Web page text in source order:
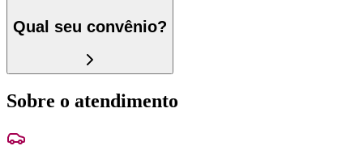
Qual seu convênio?
Sobre o atendimento